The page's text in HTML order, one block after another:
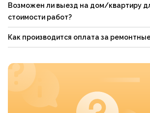
Возможен ли выезд на дом/квартиру
стоимости работ?
Как производится оплата за